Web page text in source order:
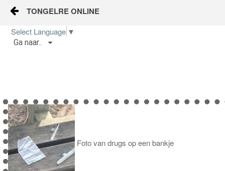
Naar content
TONGELRE ONLINE
Home
Nieuws
Groepen
Ga naar..
Foto van drugs op een bankje
Select Language ▼